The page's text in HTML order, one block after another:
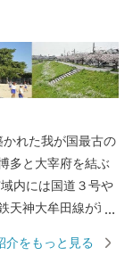
れた我が国最古の
多と大宰府を結ぶ
内には国道３号や
天神大牟田線が通
、南部の牛頸山な
介をもっと見る